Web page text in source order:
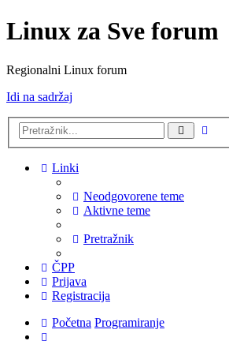
Linux za Sve forum
Regionalni Linux forum
Idi na sadržaj
Pretražnik
Linki
Neodgovorene teme
Aktivne teme
Pretražnik
ČPP
Prijava
Registracija
Početna Programiranje